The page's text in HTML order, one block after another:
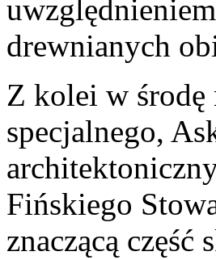
drewnianych
Z kolei w środę
specjalnego,
Fińskiego
znaczącą